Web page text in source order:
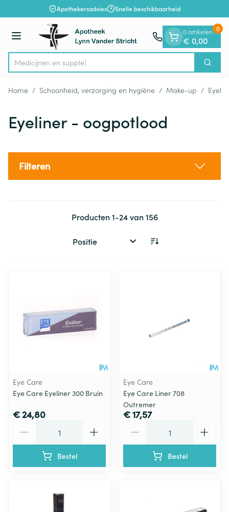
Ga naar de inhoudApothekersadvies Snelle beschikbaarheid
Menu
Product, merk, categorie...
Medi Zoek
0 artikelen
€ 0,00
0
Home / Schoonheid, verzorging en hygiëne / Make-up /
Eyeliner - oogpotlood
Filteren
Producten1-24van156
Sorteer op:
Eye Care
Eye Care Eyeliner 300 Bruin
€ 24,80
Bestel
Eye Care
Eye Care Liner 708
Outremer
€ 17,57
Bestel